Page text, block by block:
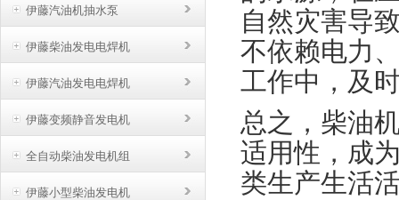
伊藤汽油机抽水泵
伊藤柴油发电电焊机
伊藤汽油发电电焊机
伊藤变频静音发电机
全自动柴油发电机组
伊藤小型柴油发电机
自然灾害导
不依赖电力
工作中，及
总之，柴油
适用性，成
类生产生活